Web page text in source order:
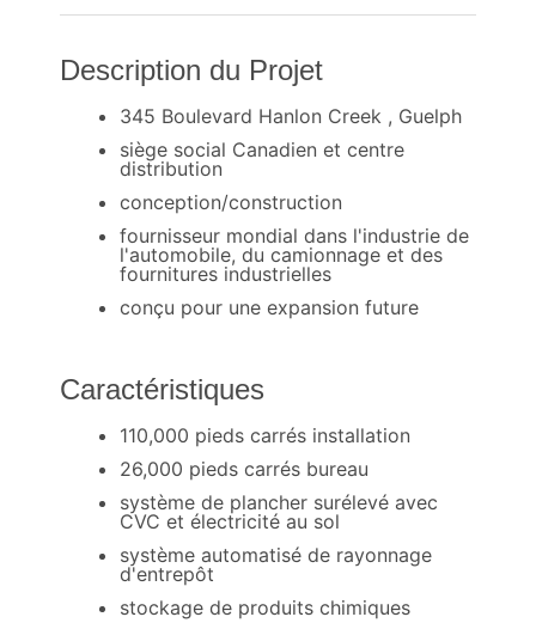
Description du Projet
345 Boulevard Hanlon Creek , Guelph
siège social Canadien et centre
distribution
conception/construction
fournisseur mondial dans l'industrie de
l'automobile, du camionnage et des
fournitures industrielles
conçu pour une expansion future
Caractéristiques
110,000 pieds carrés installation
26,000 pieds carrés bureau
système de plancher surélevé avec
CVC et électricité au sol
système automatisé de rayonnage
d'entrepôt
stockage de produits chimiques